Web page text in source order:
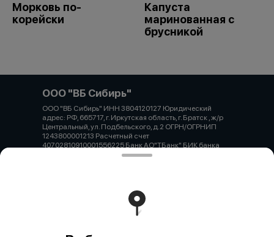
Морковь по-
корейски
Капуста
маринованная с
брусникой
ООО "ВБ Сибирь"
ООО "ВБ Сибирь" ИНН 3804120127 Юридический
адрес: РФ, 665717, г. Иркутская область, г. Братск , ж/р
Центральный, ул. Подбельского, д.2 ОГРН/ОГРНИП
1243800001213 Расчетный счет
40702810910001556225 Банк АО"ТБанк" БИК банка
044525974 ИНН банка 7710140679 Корр.счет банка